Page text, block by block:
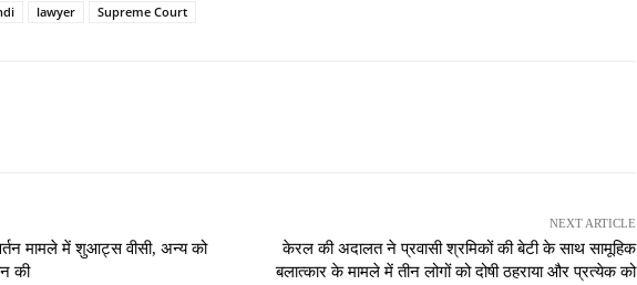
lawyer Supreme Court
मामले में शुआट्स वीसी, अन्य को
की
NEXT ARTICLE
केरल की अदालत ने प्रवासी श्रमिकों की बेटी के साथ सामूहिक
बलात्कार के मामले में तीन लोगों को दोषी ठहराया और प्रत्येक को